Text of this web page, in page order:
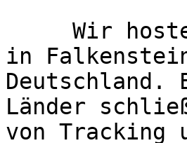
in
Deutschland.
Länder
von Tracking